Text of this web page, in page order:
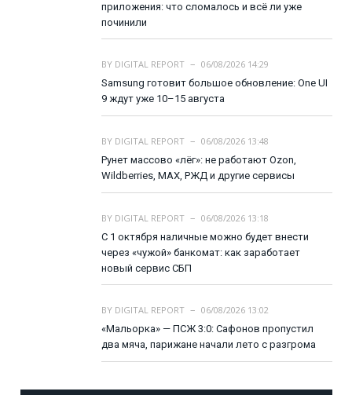
приложения: что сломалось и всё ли уже
починили
BY DIGITAL REPORT
06/08/2026 14:29
Samsung готовит большое обновление: One UI
9 ждут уже 10–15 августа
BY DIGITAL REPORT
06/08/2026 13:48
Рунет массово «лёг»: не работают Ozon,
Wildberries, MAX, РЖД и другие сервисы
BY DIGITAL REPORT
06/08/2026 13:18
С 1 октября наличные можно будет внести
через «чужой» банкомат: как заработает
новый сервис СБП
BY DIGITAL REPORT
06/08/2026 13:02
«Мальорка» — ПСЖ 3:0: Сафонов пропустил
два мяча, парижане начали лето с разгрома